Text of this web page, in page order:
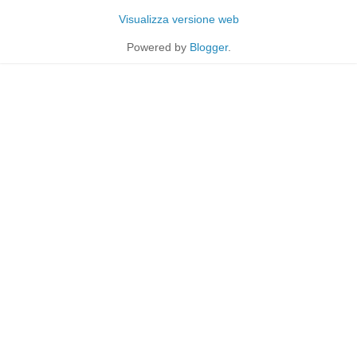
Visualizza versione web
Powered by Blogger.